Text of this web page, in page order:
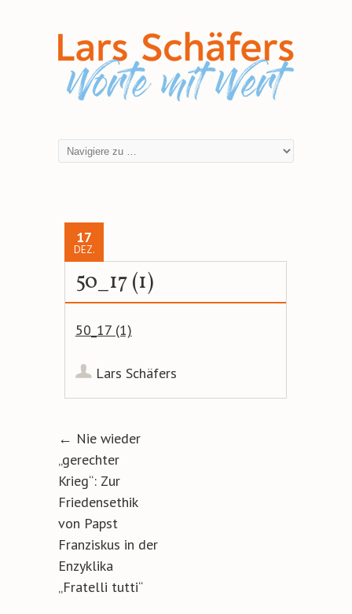
17
DEZ.
50_17 (1)
50_17 (1)
Lars Schäfers
Artikel-Navigation
← Nie wieder
„gerechter
Krieg“: Zur
Friedensethik
von Papst
Franziskus in der
Enzyklika
„Fratelli tutti“